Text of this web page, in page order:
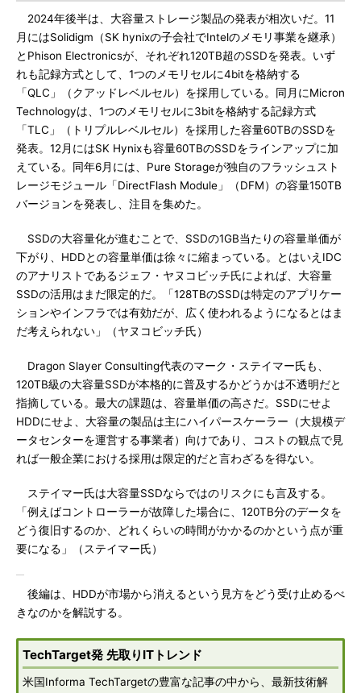
2024年後半は、大容量ストレージ製品の発表が相次いだ。11
月にはSolidigm（SK hynixの子会社でIntelのメモリ事業を継承）
とPhison Electronicsが、それぞれ120TB超のSSDを発表。いず
れも記録方式として、1つのメモリセルに4bitを格納する
「QLC」（クアッドレベルセル）を採用している。同月にMicron
Technologyは、1つのメモリセルに3bitを格納する記録方式
「TLC」（トリプルレベルセル）を採用した容量60TBのSSDを
発表。12月にはSK Hynixも容量60TBのSSDをラインアップに加
えている。同年6月には、Pure Storageが独自のフラッシュスト
レージモジュール「DirectFlash Module」（DFM）の容量150TB
バージョンを発表し、注目を集めた。
SSDの大容量化が進むことで、SSDの1GB当たりの容量単価が
下がり、HDDとの容量単価は徐々に縮まっている。とはいえIDC
のアナリストであるジェフ・ヤヌコビッチ氏によれば、大容量
SSDの活用はまだ限定的だ。「128TBのSSDは特定のアプリケー
ションやインフラでは有効だが、広く使われるようになるとはま
だ考えられない」（ヤヌコビッチ氏）
Dragon Slayer Consulting代表のマーク・ステイマー氏も、
120TB級の大容量SSDが本格的に普及するかどうかは不透明だと
指摘している。最大の課題は、容量単価の高さだ。SSDにせよ
HDDにせよ、大容量の製品は主にハイパースケーラー（大規模デ
ータセンターを運営する事業者）向けであり、コストの観点で見
れば一般企業における採用は限定的だと言わざるを得ない。
ステイマー氏は大容量SSDならではのリスクにも言及する。
「例えばコントローラーが故障した場合に、120TB分のデータを
どう復旧するのか、どれくらいの時間がかかるのかという点が重
要になる」（ステイマー氏）
後編は、HDDが市場から消えるという見方をどう受け止めるべ
きなのかを解説する。
TechTarget発 先取りITトレンド
米国Informa TechTargetの豊富な記事の中から、最新技術解